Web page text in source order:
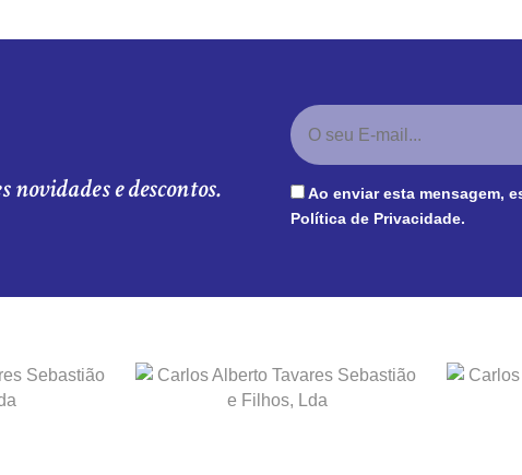
e descontos.
Ao enviar esta mensagem,
Política de Privacidade.